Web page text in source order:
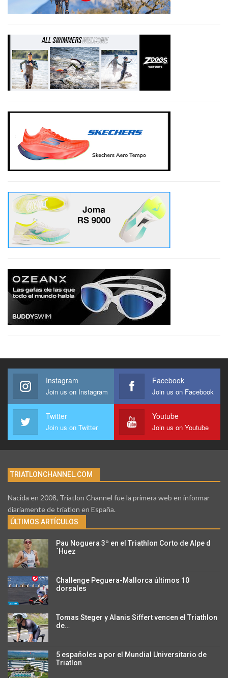
Instagram
Join us on Instagram
Facebook
Join us on Facebook
Twitter
Join us on Twitter
Youtube
Join us on Youtube
TRIATLONCHANNEL.COM
Nacida en 2008, Triatlon Channel fue la primera web en informar
diariamente de triatlon en España.
ÚLTIMOS ARTÍCULOS
Pau Noguera 3º en el Triathlon Corto de Alpe d
´Huez
Challenge Peguera-Mallorca últimos 10
dorsales
Tomas Steger y Alanis Siffert vencen el Triathlon
de…
5 españoles a por el Mundial Universitario de
Triatlon